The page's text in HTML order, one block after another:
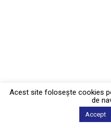
Acest site foloseşte cookies
de
Accept